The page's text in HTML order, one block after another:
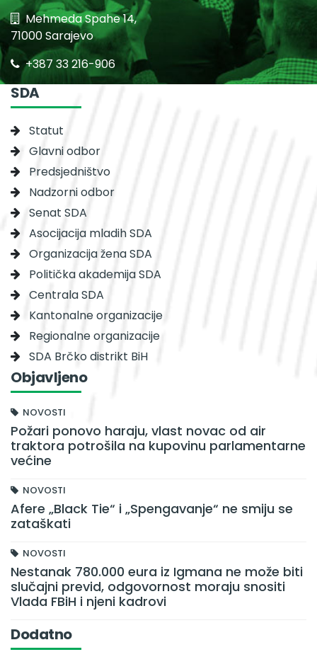
Mehmeda Spahe 14,
71000 Sarajevo
+387 33 216-906
SDA
Statut
Glavni odbor
Predsjedništvo
Nadzorni odbor
Senat SDA
Asocijacija mladih SDA
Organizacija žena SDA
Politička akademija SDA
Centrala SDA
Kantonalne organizacije
Regionalne organizacije
SDA Brčko distrikt BiH
Objavljeno
NOVOSTI
Požari ponovo haraju, vlast novac od air
traktora potrošila na kupovinu parlamentarne
većine
NOVOSTI
Afere „Black Tie“ i „Spengavanje“ ne smiju se
zataškati
NOVOSTI
Nestanak 780.000 eura iz Igmana ne može biti
slučajni previd, odgovornost moraju snositi
Vlada FBiH i njeni kadrovi
Dodatno